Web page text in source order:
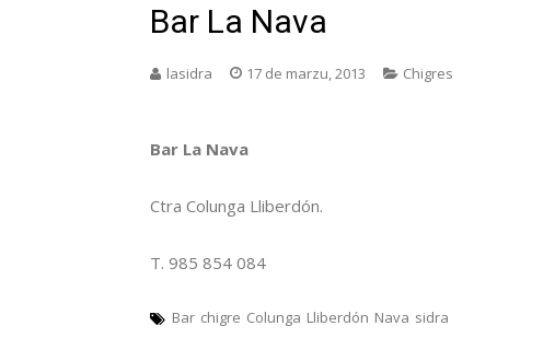
Bar La Nava
lasidra 17 de marzu, 2013 Chigres
Bar La Nava
Ctra Colunga Lliberdón.
T. 985 854 084
Bar chigre Colunga Lliberdón Nava sidra